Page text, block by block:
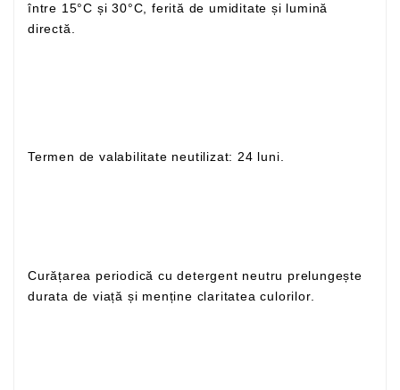
între 15°C și 30°C, ferită de umiditate și lumină
directă.
Termen de valabilitate neutilizat: 24 luni.
Curățarea periodică cu detergent neutru prelungește
durata de viață și menține claritatea culorilor.